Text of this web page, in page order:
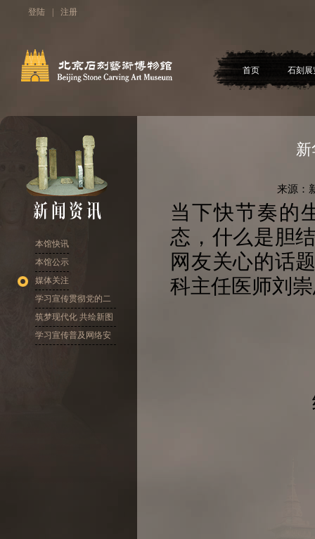
登陆 注册
首页 石刻展
本馆快讯
本馆公示
媒体关注
学习宣传贯彻党的二
十大精神
筑梦现代化 共绘新图
景
学习宣传普及网络安
来源
当下快节奏的
态，什么是胆
网友关心的话
科主任医师刘